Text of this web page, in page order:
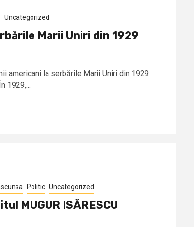
Uncategorized
Marii Uniri din 1929
americani la serbările Marii Uniri din 1929
1929,...
Politic Uncategorized
MUGUR ISĂRESCU